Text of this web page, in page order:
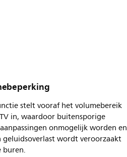
stelt vooraf het volumebereik
in, waardoor buitensporige
onmogelijk worden en
geluidsoverlast wordt veroorzaakt
buren.